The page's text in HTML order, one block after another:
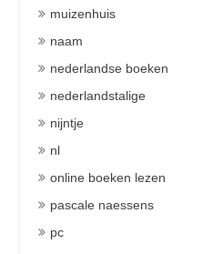
muizenhuis
naam
nederlandse boeken
nederlandstalige
nijntje
nl
online boeken lezen
pascale naessens
pc